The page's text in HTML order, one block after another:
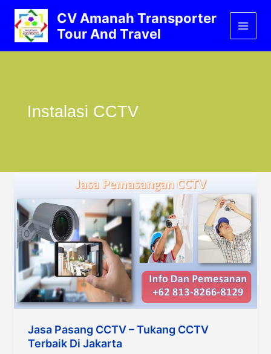
Lewati
konten
CV Amanah Transporter
Tour And Travel
Instalasi CCTV
Jasa Pasang CCTV – Tukang CCTV
Terbaik Di Jakarta